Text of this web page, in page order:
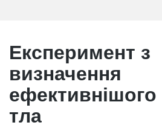
Експеримент з
визначення
тла